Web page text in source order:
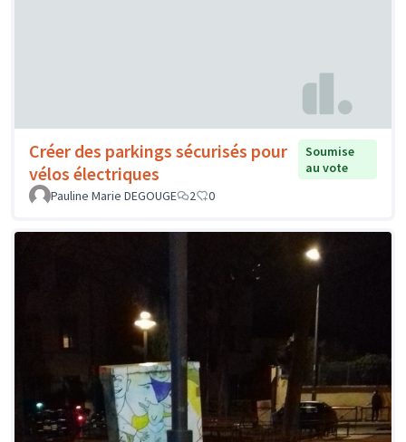
Créer des parkings sécurisés pour
vélos électriques
Soumise
au vote
Pauline Marie DEGOUGE
2 0